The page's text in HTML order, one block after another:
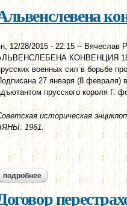
12/28/2015 - 22:15 --Вячеслав
КОНВЕНЦИЯ 1863
военных сил в борьбе
27 января (8 февраля)
прусского короля Г.
историческая
1961.
подробнее о альвенслевена